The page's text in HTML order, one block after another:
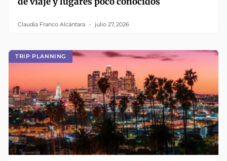
Claudia Franco Alcántara julio 27, 2026
TRIP PLANNING